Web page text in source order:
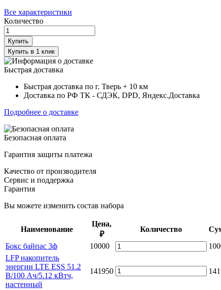
Все характеристики
Количество
Купить
Купить в 1 клик
Быстрая доставка
Быстрая доставка по г. Тверь + 10 км
Доставка по РФ ТК - СДЭК, DPD, Яндекс.Доставка
Подробнее о доставке
Безопасная оплата
Гарантия защиты платежа
Качество от производителя
Сервис и поддержка
Гарантия
Вы можете изменить состав набора
Наименование
Цена,
₽
Количество
Бокс байпас 3ф
10000
LFP накопитель
энергии LTE ESS 51.2
В/100 Ач/5.12 кВтч,
настенный
141950